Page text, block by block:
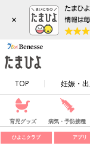
×
TOP 妊娠・
育児グッズ 病気・予防接種
ひよこクラブ アプリ